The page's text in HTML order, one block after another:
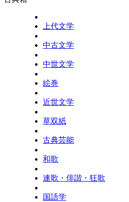
上代文学
中古文学
中世文学
絵巻
近世文学
草双紙
古典芸能
和歌
連歌・俳諧・狂歌
国語学